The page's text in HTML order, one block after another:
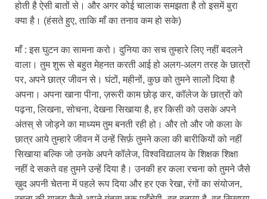
होती है ऐसी बातों से। और अगर कोई चालाक समझता है तो इसमें बुरा
क्या है। (हंसते हुए, ताकि माँ का तनाव कम हो सके)
माँ : इस घुटन का सामना करो। दुनिया का सच तुम्हारे लिए नहीं बदलने
वाला। तुम शुरू से बहुत मेहनत करती आई हो अलग-अलग तरह के छात्रों
पर, अपने छात्र जीवन से। घंटों, महीनों, कुछ को तुमने सालों दिया है
अपना। अपना खाना पीना, ज़रूरी काम छोड़ कर, कॉलेज के छात्रों को
पढ़ना, लिखना, सोचना, देखना सिखाया है, हर किसी को उसके अपने
अंतस् से जोड़ने का माध्यम तुम बनती रही हो। और तो और जो कला के
छात्र आये तुम्हारे जीवन में उन्हें सिर्फ़ तुमने कला की बारीकियों को नहीं
सिखाया बल्कि जो उनके अपने कॉलेज, विश्वविद्यालय के शिक्षक शिक्षा
नहीं दे सकते वह तुमने उन्हें दिया है। उनकी हर कला रचना को तुमने जैसे
ख़ुद अपनी चेतना में पहले रूप दिया और हर एक रेखा, रंगों का संयोजन,